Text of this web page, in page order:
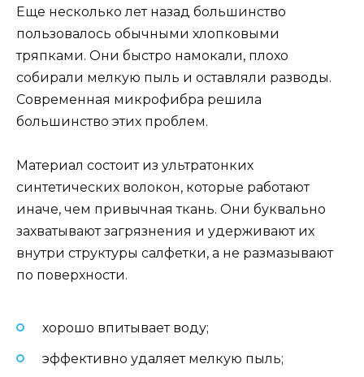
Еще несколько лет назад большинство
пользовалось обычными хлопковыми
тряпками. Они быстро намокали, плохо
собирали мелкую пыль и оставляли разводы.
Современная микрофибра решила
большинство этих проблем.
Материал состоит из ультратонких
синтетических волокон, которые работают
иначе, чем привычная ткань. Они буквально
захватывают загрязнения и удерживают их
внутри структуры салфетки, а не размазывают
по поверхности.
хорошо впитывает воду;
эффективно удаляет мелкую пыль;